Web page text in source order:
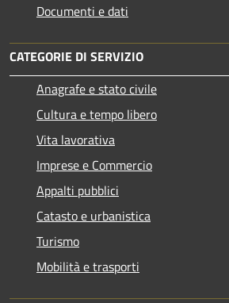
Documenti e dati
CATEGORIE DI SERVIZIO
Anagrafe e stato civile
Cultura e tempo libero
Vita lavorativa
Imprese e Commercio
Appalti pubblici
Catasto e urbanistica
Turismo
Mobilità e trasporti